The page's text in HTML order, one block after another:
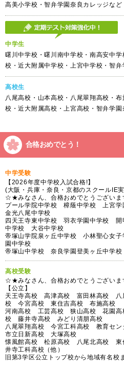
高美小学校・智弁学園奈良カレッジなど
中学生
曙川中学校・曙川南中学校・南高安中
校・近大附属中学校・上宮中学校・智
高校生
八尾高校・山本高校・八尾翠翔高校・
校・近大附属高校・上宮高校・智弁学
合格おめでとう！
中学受験
【2026年度中学校入試合格!】
(大阪・兵庫・奈良・京都のスクールIE
☆★みなさん、合格おめでとうござい
プール学院中学校 樟蔭中学校 上宮
金光八尾中学校
四天王寺東中学校 羽衣学園中学校 開
中学校 大谷中学校
帝塚山学院泉ヶ丘中学校 小林聖心女
園中学校
帝塚山中学校 奈良学園登美ヶ丘中学
高校受験
☆★みなさん、合格おめでとうござい
【公立】
天王寺高校 高津高校 富田林高校
校 今宮高校 東住吉高校 布施高校
河南高校 工芸高校 狭山高校 花園
校 藤井寺高校 みどり清朋高校
八尾翠翔高校 今宮工科高校 教育セ
市立日新高校 大塚高校
懐風館高校 松原高校 八尾北高校 東
井寺工科高校（他）
旧第3学区公立トップ校から地域有名校